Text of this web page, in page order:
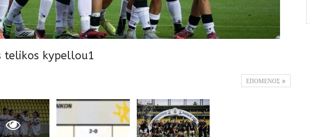
telikos kypellou1
ΕΠΟΜΕΝΟΣ